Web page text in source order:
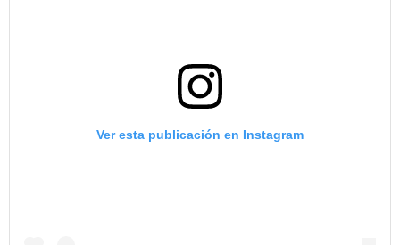
Ver esta publicación en Instagram